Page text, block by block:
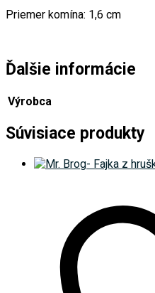
Priemer komína: 1,6 cm
Ďalšie informácie
Výrobca
Súvisiace produkty